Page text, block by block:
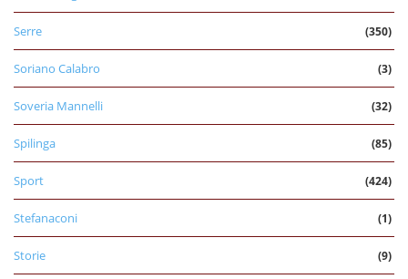
Serre (350)
Soriano Calabro (3)
Soveria Mannelli (32)
Spilinga (85)
Sport (424)
Stefanaconi (1)
Storie (9)